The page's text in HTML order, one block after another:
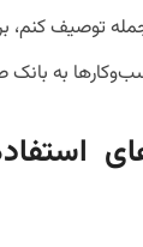
توصیف کنم،
به بانک